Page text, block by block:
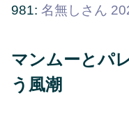
981: 名無しさん
マンムーとパ
う風潮